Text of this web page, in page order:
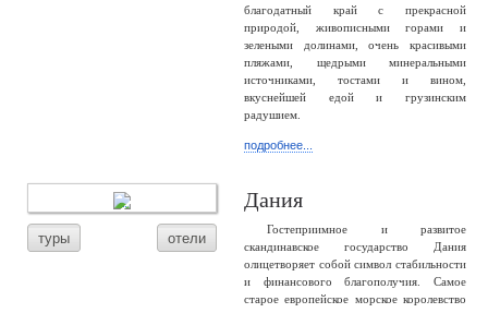
благодатный край с прекрасной
природой, живописными горами и
зелеными долинами, очень красивыми
пляжами, щедрыми минеральными
источниками, тостами и вином,
вкуснейшей едой и грузинским
радушием.
подробнее...
туры отели
Дания
Гостеприимное и развитое
скандинавское государство Дания
олицетворяет собой символ стабильности
и финансового благополучия. Самое
старое европейское морское королевство